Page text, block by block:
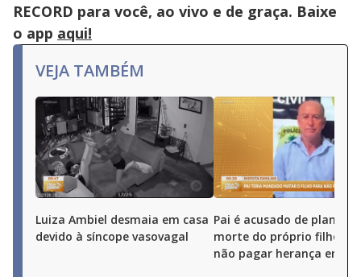
RECORD para você, ao vivo e de graça. Baixe
o app aqui!
VEJA TAMBÉM
Luiza Ambiel desmaia em casa
devido à síncope vasovagal
Pai é acusado de planejar
morte do próprio filho
não pagar herança em